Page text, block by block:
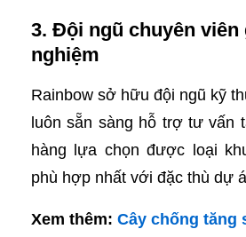
3. Đội ngũ chuyên viên
nghiệm
Rainbow sở hữu đội ngũ kỹ
luôn sẵn sàng hỗ trợ tư vấn
hàng lựa chọn được loại
phù hợp nhất với đặc thù dự
Xem thêm: Cây chống tăng